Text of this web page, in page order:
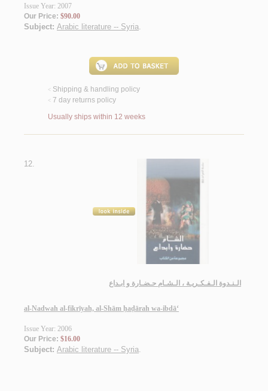
Issue Year: 2007
Our Price: $90.00
Subject: Arabic literature -- Syria.
< Shipping & handling policy
< 7 day returns policy
Usually ships within 12 weeks
12.
الـنـدوة الـفـكـريـة ، الـشـام حـضـارة و ابـداع
al-Nadwah al-fikrīyah, al-Shām ḥaḍārah wa-ibdā‘
Issue Year: 2006
Our Price: $16.00
Subject: Arabic literature -- Syria.